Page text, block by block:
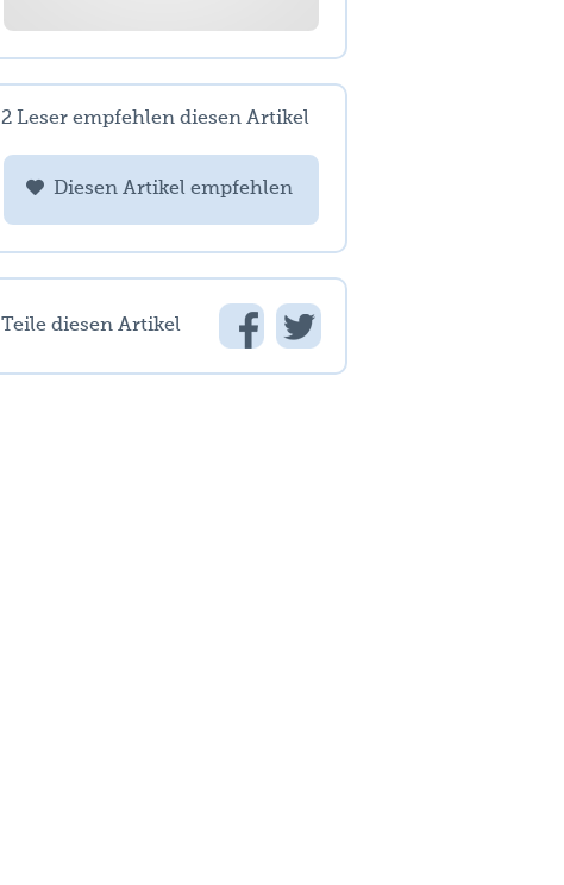
2 Leser empfehlen diesen Artikel
Diesen Artikel empfehlen
Teile diesen Artikel